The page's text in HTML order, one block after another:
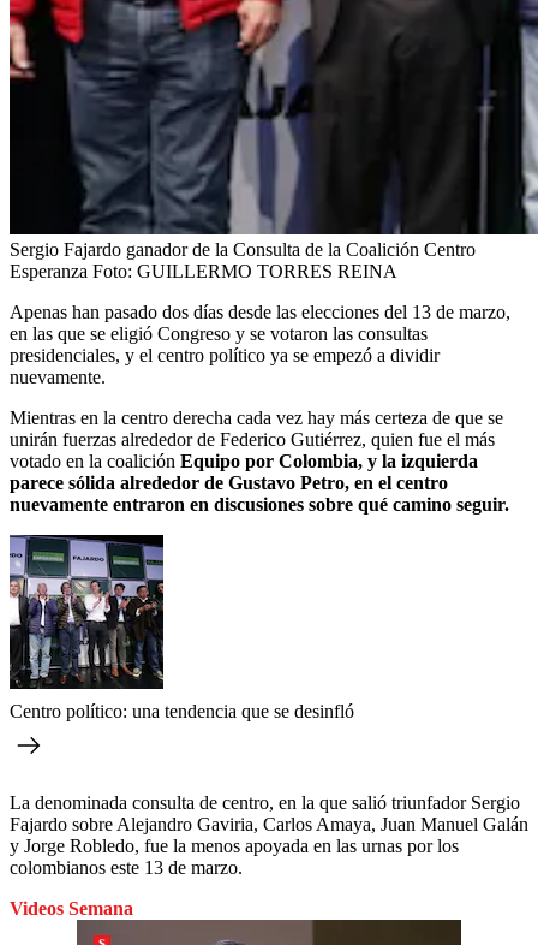
Sergio Fajardo ganador de la Consulta de la Coalición Centro
Esperanza Foto: GUILLERMO TORRES REINA
Apenas han pasado dos días desde las elecciones del 13 de marzo,
en las que se eligió Congreso y se votaron las consultas
presidenciales, y el centro político ya se empezó a dividir
nuevamente.
Mientras en la centro derecha cada vez hay más certeza de que se
unirán fuerzas alrededor de Federico Gutiérrez, quien fue el más
votado en la coalición Equipo por Colombia, y la izquierda
parece sólida alrededor de Gustavo Petro, en el centro
nuevamente entraron en discusiones sobre qué camino seguir.
Centro político: una tendencia que se desinfló
La denominada consulta de centro, en la que salió triunfador Sergio
Fajardo sobre Alejandro Gaviria, Carlos Amaya, Juan Manuel Galán
y Jorge Robledo, fue la menos apoyada en las urnas por los
colombianos este 13 de marzo.
Videos Semana